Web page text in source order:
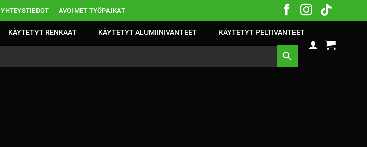
YHTEYSTIEDOT AVOIMET TYÖPAIKAT
KÄYTETYT RENKAAT KÄYTETYT ALUMIINIVANTEET KÄYTETYT PELTIVANTEET